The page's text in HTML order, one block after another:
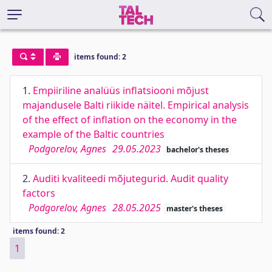
items found: 2
1. Empiiriline analüüs inflatsiooni mõjust
majandusele Balti riikide näitel. Empirical analysis
of the effect of inflation on the economy in the
example of the Baltic countries
Podgorelov, Agnes 29.05.2023 bachelor's theses
2. Auditi kvaliteedi mõjutegurid. Audit quality
factors
Podgorelov, Agnes 28.05.2025 master's theses
items found: 2
1